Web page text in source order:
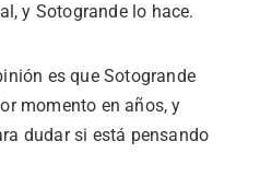
y Sotogrande lo hace.
es que Sotogrande
momento en años, y
dudar si está pensando